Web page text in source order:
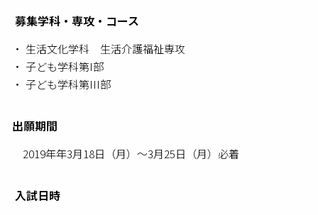
募集学科・専攻・コース
生活文化学科 生活介護福祉専攻
子ども学科第I部
子ども学科第III部
出願期間
2019年年3月18日（月）～3月25日（月）必着
入試日時